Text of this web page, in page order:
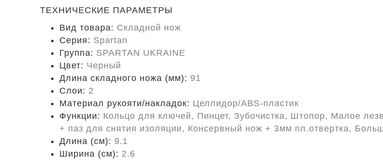
ТЕХНИЧЕСКИЕ ПАРАМЕТРЫ
Вид товара: Складной нож
Серия: Spartan
Группа: SPARTAN UKRAINE
Цвет: Черный
Длина складного ножа (мм): 91
Слои: 2
Материал рукояти/накладок: Целлидор/ABS-пластик
Функции: Кольцо для ключей, Пинцет, Зубочистка, Штопор, Малое
+ паз для снятия изоляции, Консервный нож + 3мм пл.отвертка,
Длина (cм): 9.1
Ширина (см): 2.6